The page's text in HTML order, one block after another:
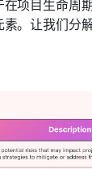
。让我们分解